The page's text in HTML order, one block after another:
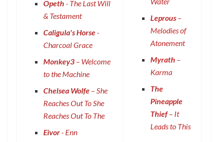
Opeth - The Last Will
& Testament
Caligula's Horse-
Charcoal Grace
Monkey3 – Welcome
to the Machine
Chelsea Wolfe – She
Reaches Out To She
Reaches Out To The
Eivor- Enn
Leprous–
Melodies of
Atonement
Myrath –
Karma
The
Pineapple
Thief– It
Leads to This